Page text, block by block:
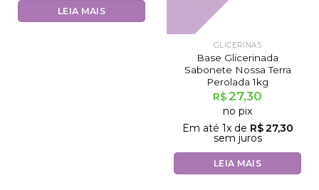
LEIA MAIS
GLICERINAS
Base Glicerinada
Sabonete Nossa Terra
Perolada 1kg
R$27,30
no pix
Em até 1x de R$27,30
sem juros
LEIA MAIS